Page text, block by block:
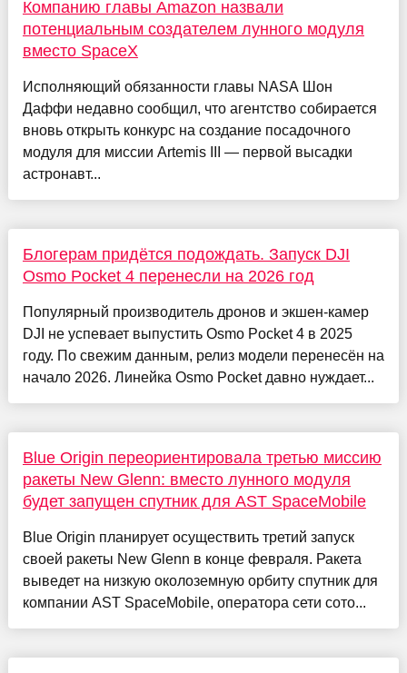
Компанию главы Amazon назвали
потенциальным создателем лунного модуля
вместо SpaceX
Исполняющий обязанности главы NASA Шон
Даффи недавно сообщил, что агентство собирается
вновь открыть конкурс на создание посадочного
модуля для миссии Artemis III — первой высадки
астронавт...
Блогерам придётся подождать. Запуск DJI
Osmo Pocket 4 перенесли на 2026 год
Популярный производитель дронов и экшен-камер
DJI не успевает выпустить Osmo Pocket 4 в 2025
году. По свежим данным, релиз модели перенесён на
начало 2026. Линейка Osmo Pocket давно нуждает...
Blue Origin переориентировала третью миссию
ракеты New Glenn: вместо лунного модуля
будет запущен спутник для AST SpaceMobile
Blue Origin планирует осуществить третий запуск
своей ракеты New Glenn в конце февраля. Ракета
выведет на низкую околоземную орбиту спутник для
компании AST SpaceMobile, оператора сети сото...